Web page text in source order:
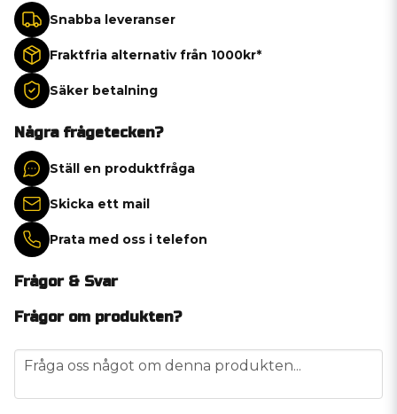
Snabba leveranser
Fraktfria alternativ från 1000kr*
Säker betalning
Några frågetecken?
Ställ en produktfråga
Skicka ett mail
Prata med oss i telefon
Frågor & Svar
Frågor om produkten?
question
Fråga oss något om denna produkten...